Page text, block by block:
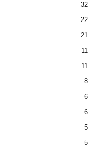
32
22
21
11
11
8
6
6
5
5